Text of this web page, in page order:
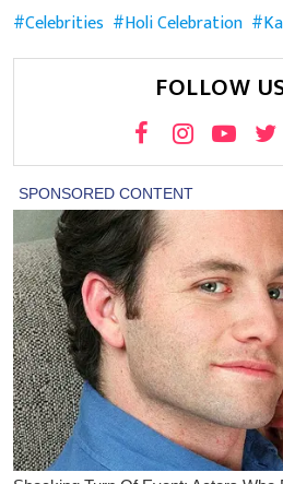
Celebrities Holi Celebration
FOLLOW